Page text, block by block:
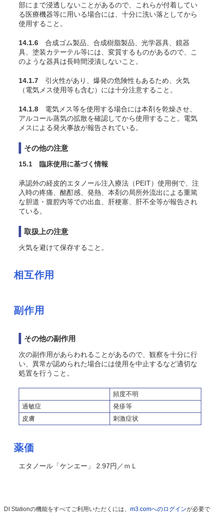
部にまで浸透しないことがあるので、これらが付着してい
る医療機器等に用いる場合には、十分に洗い落としてから
使用すること。
14.1.6 合成ゴム製品、合成樹脂製品、光学器具、鏡器
具、塗装カテーテル等には、変質するものがあるので、こ
のような器具は長時間浸漬しないこと。
14.1.7 引火性があり、爆発の危険性もあるため、火気
（電気メス使用等も含む）には十分注意すること。
14.1.8 電気メス等を使用する場合には本剤を乾燥させ、
アルコール蒸気の拡散を確認してから使用すること。電気
メスによる発火事故が報告されている。
その他の注意
15.1 臨床使用に基づく情報
承認外の経皮的エタノール注入療法（PEIT）使用例で、注
入時の疼痛、酩酊感、発熱、本剤の局所外流出による重篤
な胆道・腹腔内等での出血、肝梗塞、肝不全等が報告され
ている。
取扱上の注意
火気を避けて保存すること。
相互作用
副作用
その他の副作用
次の副作用があらわれることがあるので、観察を十分に行
い、異常が認められた場合には使用を中止するなど適切な
処置を行うこと。
頻度不明
過敏症
発疹等
皮膚
刺激症状
薬価
エタノール「ケンエー」 2.97円／ｍＬ
DI Stationの機能をすべてご利用いただくには、 m3.comへのログインが必要で